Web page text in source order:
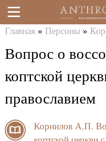
Перейти
к
основному
здесь
Главная » Персоны »
Вопрос о
коптской
православием
Корнилов А.П.